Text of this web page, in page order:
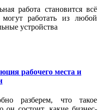
работа становится всё
работать из любой
устройства
рабочего места и
разберем, что такое